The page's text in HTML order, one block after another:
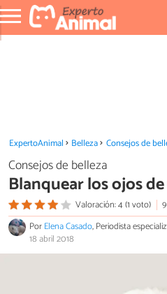
ExpertoAnimal Belleza Consejos de
Consejos de belleza
Blanquear los ojos
Valoración: 4 (1 voto)
PorElena Casado, Periodista
18 abril 2018